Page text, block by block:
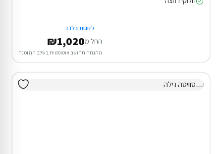
לזוגות בלבד
החל מ₪1,020
ההנחה תחושב אוטומטית בשלב ההזמנה